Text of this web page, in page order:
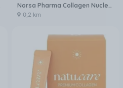
Norsa Pharma Collagen Nucleo Smak Malinowy 30sasz.
0,2 km